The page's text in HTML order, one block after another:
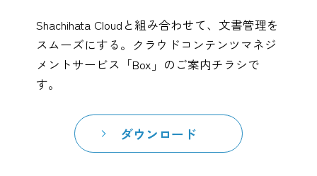
Shachihata Cloudと組み合わせて、文書管理を
スムーズにする。クラウドコンテンツマネジ
メントサービス「Box」のご案内チラシで
す。
ダウンロード